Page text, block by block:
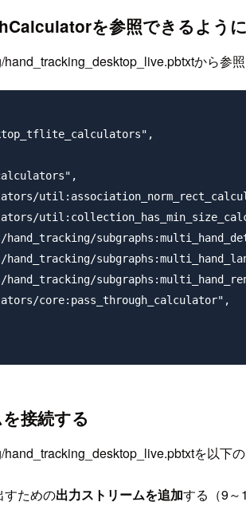
を参照できるよう
から参
hand_tracking/
hand_tracking/
hand_tracking/
core:pass_through_calculator",
接続する
を以下の
すための出力ストリームを追加する（9～